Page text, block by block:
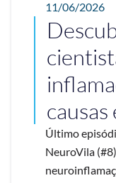
11/06/2026
Último
NeuroVila